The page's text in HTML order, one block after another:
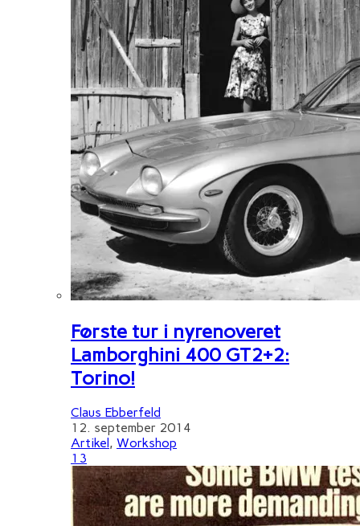
Første tur i nyrenoveret
Lamborghini 400 GT2+2:
Torino!
Claus Ebberfeld
12. september 2014
Artikel , Workshop
13